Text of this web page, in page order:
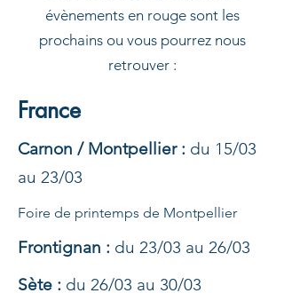
évènements en rouge sont les
prochains ou vous pourrez nous
retrouver :
France
Carnon / Montpellier : du 15/03
au 23/03
Foire de printemps de Montpellier
Frontignan : du 23/03 au 26/03
Sète : du 26/03 au 30/03